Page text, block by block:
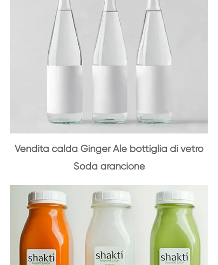
Vendita calda Ginger Ale bottiglia di vetro
Soda arancione